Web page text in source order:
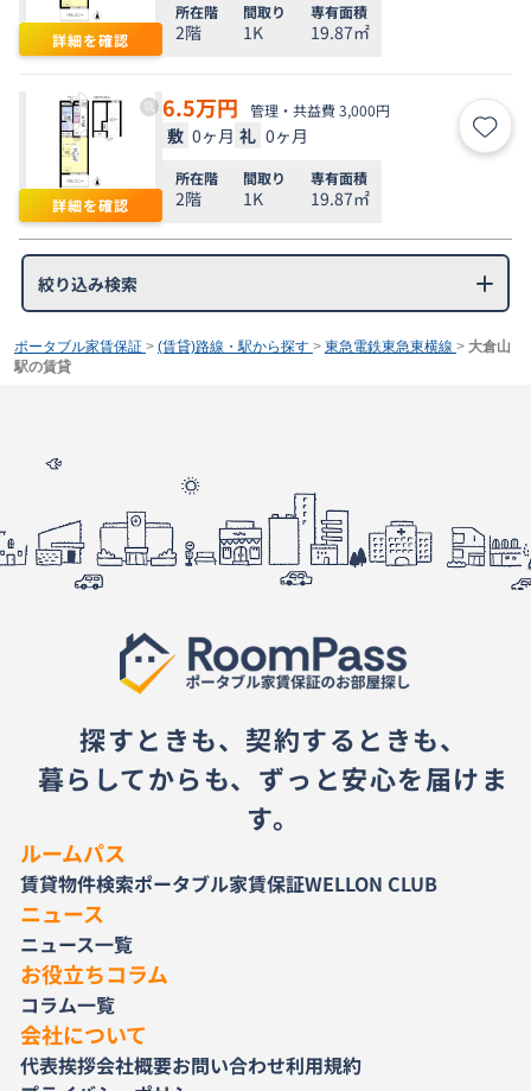
詳細を確認
所在階
2階
間取り
1K
専有面積
19.87㎡
詳細を確認
6.5万円 管理・共益費 3,000円
敷 0ヶ月 礼 0ヶ月 お気
所在階
2階
間取り
1K
専有面積
19.87㎡
絞り込み検索
ポータブル家賃保証 > (賃貸)路線・駅から探す > 東急電鉄東急東横線 > 大倉山
駅の賃貸
探すときも、契約するときも、
暮らしてからも、ずっと安心を届けま
す。
ルームパス
賃貸物件検索ポータブル家賃保証WELLON CLUB
ニュース
ニュース一覧
お役立ちコラム
コラム一覧
会社について
代表挨拶会社概要お問い合わせ利用規約